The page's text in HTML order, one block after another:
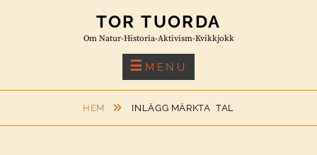
TOR TUORDA
Om Natur-Historia-Aktivism-Kvikkjokk
MENU
HEM INLÄGG MÄRKTATAL